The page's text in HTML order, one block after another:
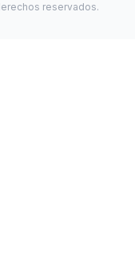
reservados.